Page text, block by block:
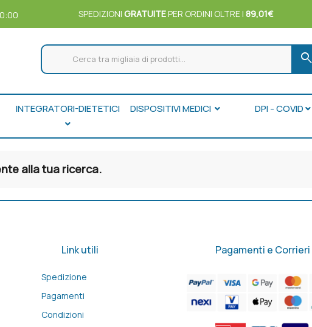
SPEDIZIONI GRATUITEPER ORDINI OLTRE I 89,01€
search
INTEGRATORI-DIETETICI DISPOSITIVI MEDICI DPI - COVID
alla tua ricerca.
Link utili
Spedizione
Pagamenti
Condizioni
Pagamenti e Corrieri